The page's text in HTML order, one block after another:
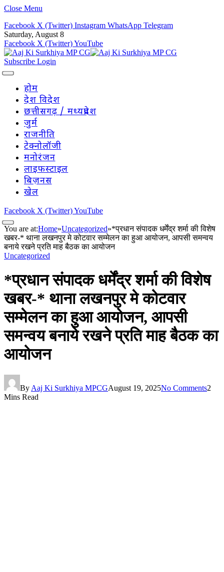
Close Menu
Facebook X (Twitter) Instagram WhatsApp Telegram
Saturday, August 8
Facebook X (Twitter)YouTube
Subscribe Login
होम
देश विदेश
छत्तीसगढ़ / मध्यप्रदेश
जुर्म
राजनीति
टेक्नोलॉजी
मनोरंजन
लाइफस्टाइल
बिज़नस
खेल
Facebook X (Twitter)YouTube
You are at:Home»Uncategorized»*प्रधान संपादक धर्मेंद्र शर्मा की विशेष
खबर-* थाना लखनपुर मे कोटवार सम्मेलन का हुआ आयोजन, आपसी समन्वय
बनाये रखने प्रति माह बैठक का आयोजन
Uncategorized
*प्रधान संपादक धर्मेंद्र शर्मा की विशेष
खबर-* थाना लखनपुर मे कोटवार
सम्मेलन का हुआ आयोजन, आपसी
समन्वय बनाये रखने प्रति माह बैठक का
आयोजन
By Aaj Ki Surkhiya MPCGAugust 19, 2025No Comments2
Mins Read